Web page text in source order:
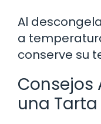
Al
a
conserve su
Consejos
una